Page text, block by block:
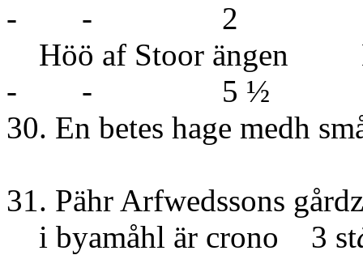
- - 2
Höö af Stoor ängen
- - 5 ½
30. En betes hage medh
31. Pähr Arfwedssons
i byamåhl är crono 3 st